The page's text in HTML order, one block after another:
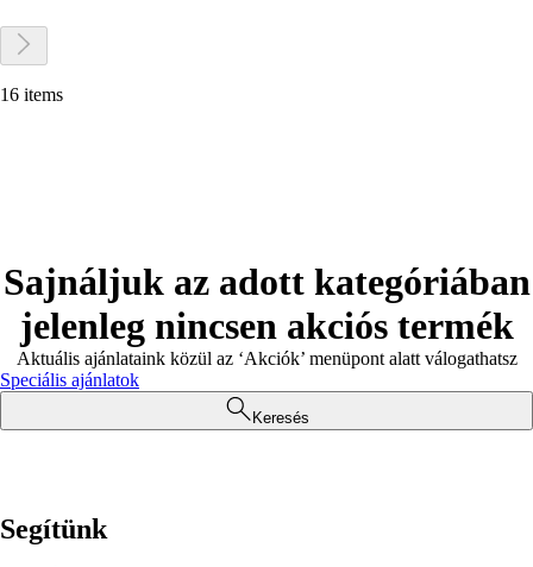
16 items
Sajnáljuk az adott kategóriában
jelenleg nincsen akciós termék
Aktuális ajánlataink közül az ‘Akciók’ menüpont alatt válogathatsz
Speciális ajánlatok
Keresés
Segítünk